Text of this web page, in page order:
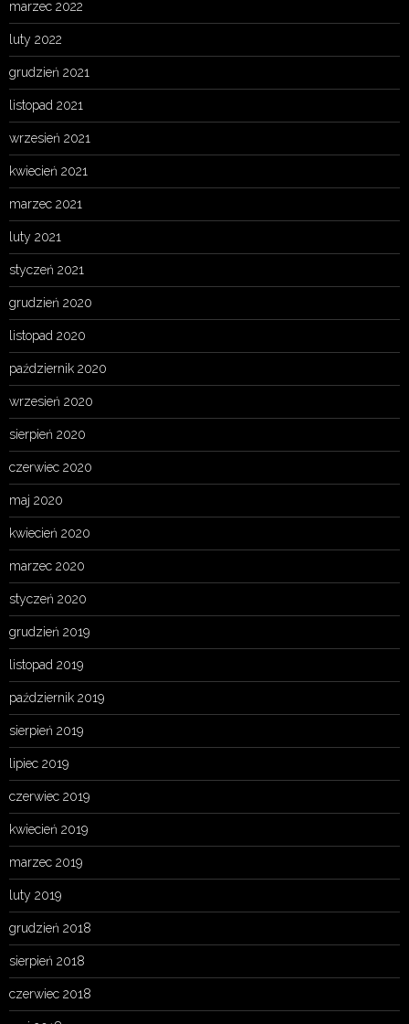
marzec 2022
luty 2022
grudzień 2021
listopad 2021
wrzesień 2021
kwiecień 2021
marzec 2021
luty 2021
styczeń 2021
grudzień 2020
listopad 2020
październik 2020
wrzesień 2020
sierpień 2020
czerwiec 2020
maj 2020
kwiecień 2020
marzec 2020
styczeń 2020
grudzień 2019
listopad 2019
październik 2019
sierpień 2019
lipiec 2019
czerwiec 2019
kwiecień 2019
marzec 2019
luty 2019
grudzień 2018
sierpień 2018
czerwiec 2018